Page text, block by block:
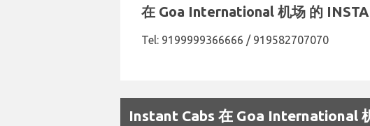
在 Goa International 机场 的
Tel: 9199999366666 / 919582707070
Instant Cabs 在 Goa International